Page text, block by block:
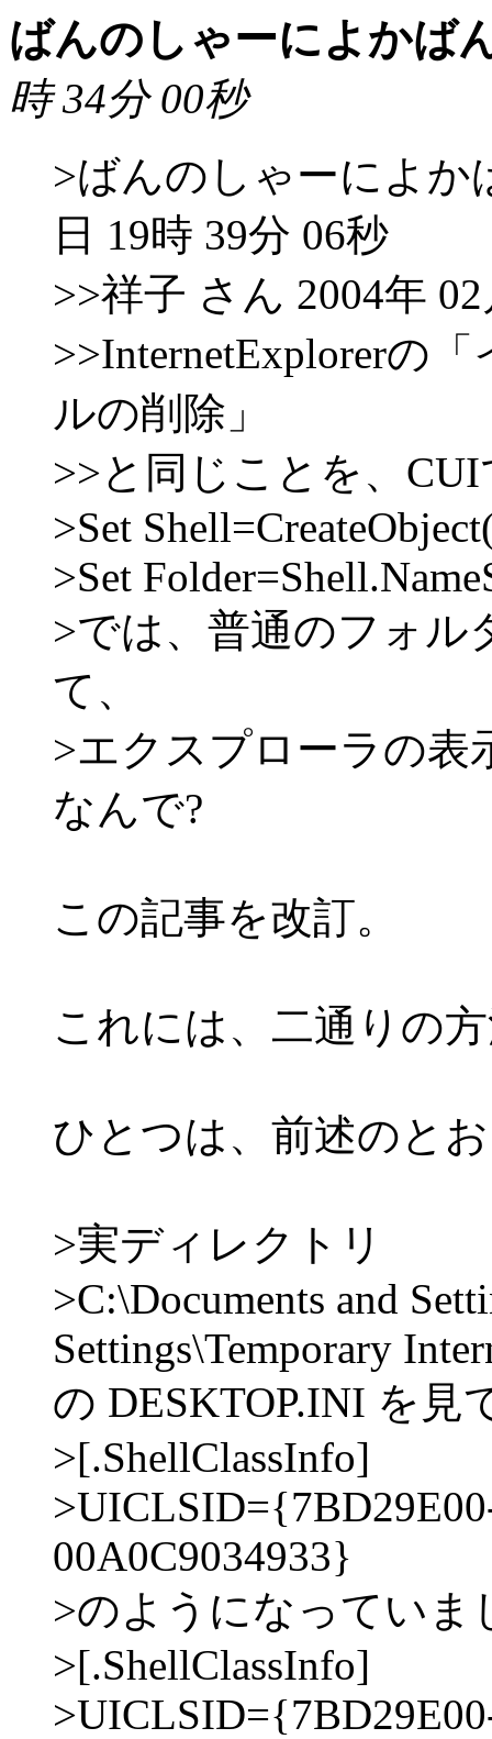
ばんのしゃーによかば
時 34分 00秒
>ばんのしゃーによか
日 19時 39分 06秒
>>祥子 さん 2004年
>>InternetExplorerの
ルの削除」
>>と同じことを、
>Set
>Set
>では、普通のフォル
て、
>エクスプローラの表
なんで?
この記事を改訂。
これには、二通りの
ひとつは、前述のと
>実ディレクトリ
>C:\Documents and
Settings\Temporary
の DESKTOP.INI を見
>[.ShellClassInfo]
00A0C9034933}
>のようになっていま
>[.ShellClassInfo]